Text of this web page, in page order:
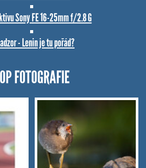
Sony FE 16-25mm f/2.8 G
- Lenin je tu pořád?
FOTOGRAFIE